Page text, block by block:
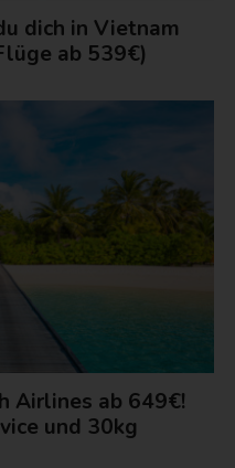
dich in Vietnam
ab 539€)
Airlines ab 649€!
und 30kg